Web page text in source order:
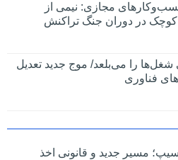
مجازی: نیمی از
در دوران جنگ‌ تراکنش
را می‌بلعد/ موج جدید تعدیل
فناوری
مسیر جدید و قانونی اخذ